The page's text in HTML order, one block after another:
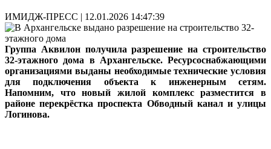
ИМИДЖ-ПРЕСС | 12.01.2026 14:47:39
Группа Аквилон получила разрешение на строительство
32-этажного дома в Архангельске. Ресурсоснабжающими
организациями выданы необходимые технические условия
для подключения объекта к инженерным сетям.
Напомним, что новый жилой комплекс разместится в
районе перекрёстка проспекта Обводный канал и улицы
Логинова.